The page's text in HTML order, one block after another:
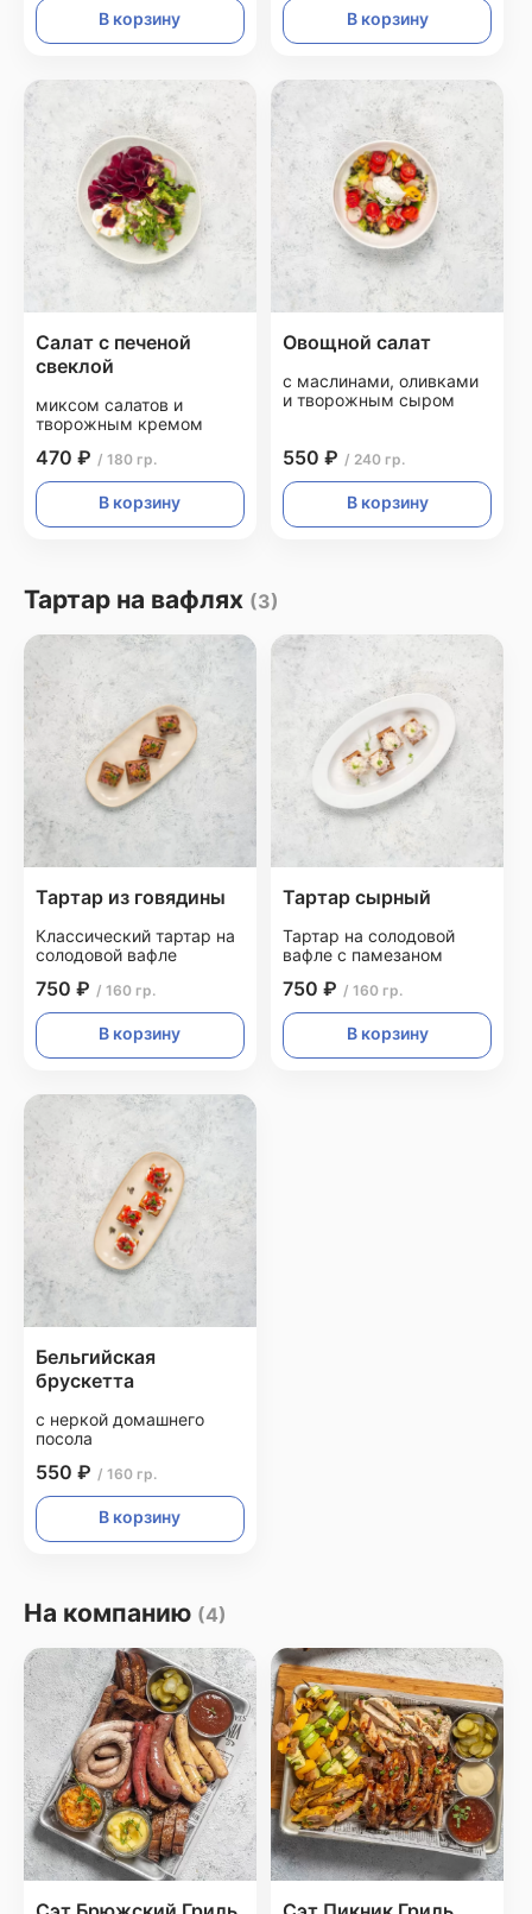
В корзину В корзину
Салат с печеной
свеклой
миксом салатов и
творожным кремом
470 ₽ / 180 гр.
В корзину
Овощной салат
с маслинами, оливками
и творожным сыром
550 ₽ / 240 гр.
В корзину
Тартар на вафлях (3)
Тартар из говядины
Классический тартар на
солодовой вафле
750 ₽ / 160 гр.
В корзину
Тартар сырный
Тартар на солодовой
вафле с памезаном
750 ₽ / 160 гр.
В корзину
Бельгийская
брускетта
с неркой домашнего
посола
550 ₽ / 160 гр.
В корзину
На компанию (4)